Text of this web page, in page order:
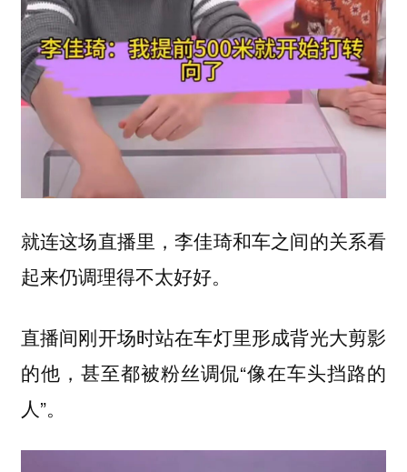
就连这场直播里，李佳琦和车之间的关系看
起来仍调理得不太好好。
直播间刚开场时站在车灯里形成背光大剪影
的他，甚至都被粉丝调侃“像在车头挡路的
人”。